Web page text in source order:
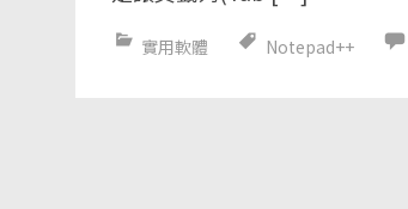
實用軟體 Notepad++